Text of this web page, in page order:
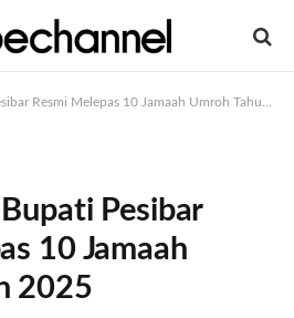
Resmi Melepas 10 Jamaah Umroh Tahun 2025
Pesibar
10 Jamaah
2025